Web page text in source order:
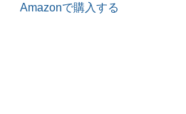
Amazonで購入する